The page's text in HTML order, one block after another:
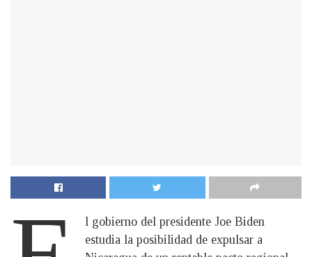
l gobierno del presidente Joe Biden
estudia la posibilidad de expulsar a